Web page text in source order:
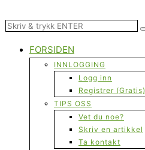
FORSIDEN
INNLOGGING
Logg inn
Registrer (Gratis)
TIPS OSS
Vet du noe?
Skriv en artikkel
Ta kontakt